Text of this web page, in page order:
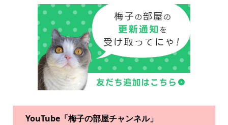
YouTube「梅子の部屋チャンネル」